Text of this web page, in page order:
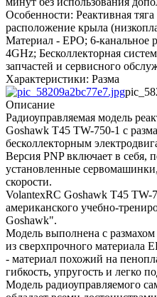
Особенности: Реактивная
расположение крыла
Материал - EPO; 6-канальное
4GHz; Бесколлекторная
запчастей и сервисного
Характеристики: Разма
Описание
Радиоуправляемая модель
Goshawk T45 TW-750-1 с
бесколлекторным
Версия PNP включает в себя,
установленные
скорости.
VolantexRC Goshawk T45 TW-
американского учебно-
Goshawk".
Модель выполнена с
из сверхпрочного материала
- материал похожий на
гибкость, упругость и легко
Модель радиоуправляемого